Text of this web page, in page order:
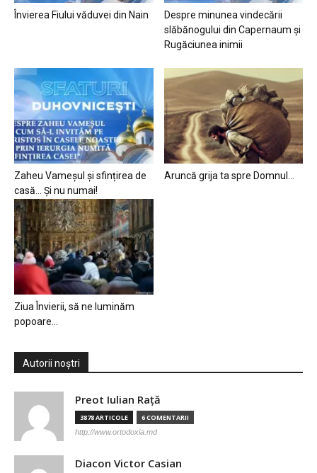
Învierea Fiului văduvei din Nain
Despre minunea vindecării
slăbănogului din Capernaum și
Rugăciunea inimii
Zaheu Vameșul și sfințirea de
casă… Și nu numai!
Aruncă grija ta spre Domnul…
Ziua Învierii, să ne luminăm
popoare…
Autorii noștri
Preot Iulian Raţă
3878 ARTICOLE 6 COMENTARII
http://www.ortodoxia.md
Diacon Victor Casian